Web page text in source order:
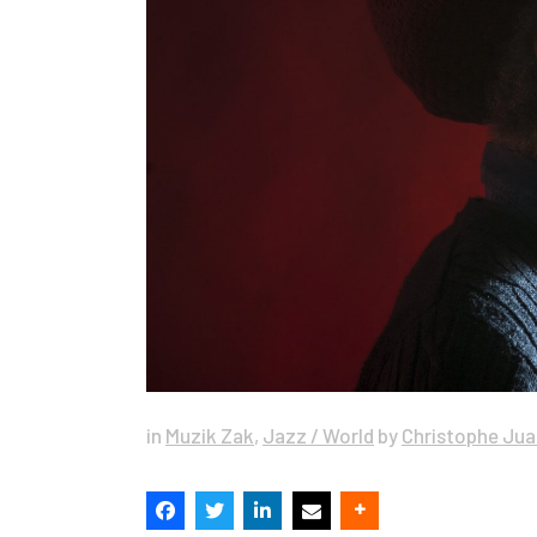
in Muzik Zak, Jazz / World by Christophe